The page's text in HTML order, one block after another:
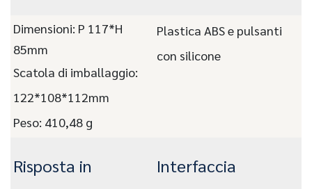
Dimensioni: P 117*H
85mm
Scatola di imballaggio:
122*108*112mm
Peso: 410,48 g
Plastica ABS e pulsanti
con silicone
Risposta in Interfaccia